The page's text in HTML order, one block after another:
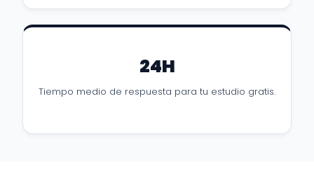
24H
Tiempo medio de respuesta para tu estudio gratis.